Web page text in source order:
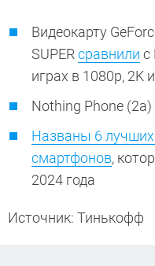
Видеокарту
SUPER сравнили с
играх в 1080p, 2K
Nothing Phone (2a)
Названы 6
смартфонов,
2024 года
Источник: Тинькофф